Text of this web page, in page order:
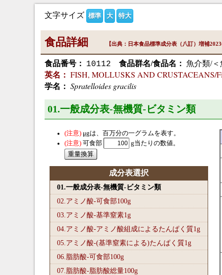
文字サイズ 標準 大 特大
食品詳細 【出典：日本食品標準成分表（八訂）増補
食品番号： 10112 食品群名/食品名： 魚介類/
英名： FISH, MOLLUSKS AND CRUSTACEANS/
学名： Spratelloides gracilis
01.一般成分表-無機質-ビタミン類
μgは、百万分の一グラムを表す。
可食部
g当たりの数値。
成分表選択
01.一般成分表-無機質-ビタミン類
02.アミノ酸-可食部100g
03.アミノ酸-基準窒素1g
04.アミノ酸-アミノ酸組成によるたんぱく質1g
05.アミノ酸-(基準窒素による)たんぱく質1g
06.脂肪酸-可食部100g
07.脂肪酸-脂肪酸総量100g